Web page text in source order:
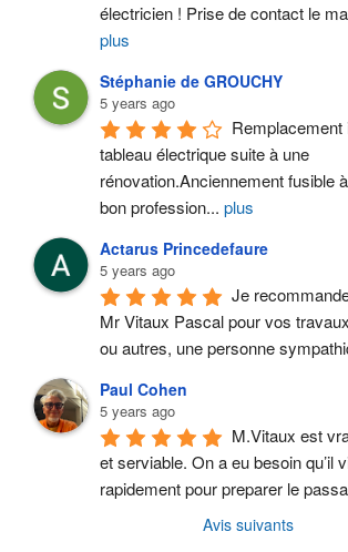
électricien ! Prise de contact le
plus
Stéphanie de GROUCHY
5 years ago
Remplacement
tableau électrique suite à une
rénovation.Anciennement fusible
bon profession... plus
Actarus Princedefaure
5 years ago
Je
Mr Vitaux Pascal pour vos
ou autres, une personne
Paul Cohen
5 years ago
M.Vitaux est
et serviable. On a eu besoin qu’il
rapidement pour preparer le
Avis suivants